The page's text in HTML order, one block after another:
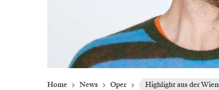
Home News Oper Highlight aus der